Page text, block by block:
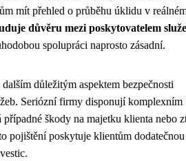
mít přehled o průběhu úklidu v
důvěru mezi poskytovatelem
spolupráci naprosto zásadní.
důležitým aspektem bezpečnosti
Seriózní firmy disponují komplexním
škody na majetku klienta nebo
pojištění poskytuje klientům dodatečnou